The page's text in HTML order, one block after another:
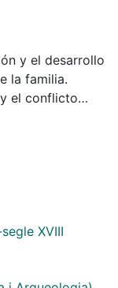
y el desarrollo
la familia.
el conflicto
se toma
cuando están
de sus
a la
va a coincidir
XVIII